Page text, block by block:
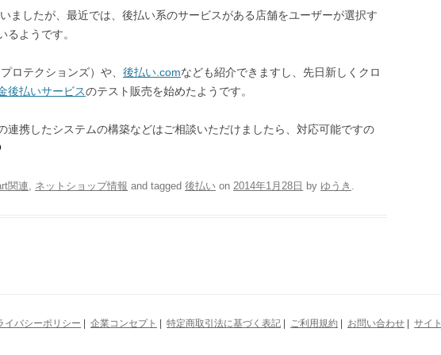
ましたが、最近では、後払い系のサービスがある店舗をユーザーが選択す
るようです。
ロテクションズ）や、 後払い.comなども紹介できますし、先日新しくクロ
後払いサービスのテスト販売を始めたようです。
連携したシステムの構築などはご相談いただけましたら、対応可能ですの
関連, ネットショップ情報 and tagged 後払い on 2014年1月28日 by ゆうき .
イバシーポリシー 企業コンセプト 特定商取引法に基づく表記 ご利用規約 お問い合わせ サイ